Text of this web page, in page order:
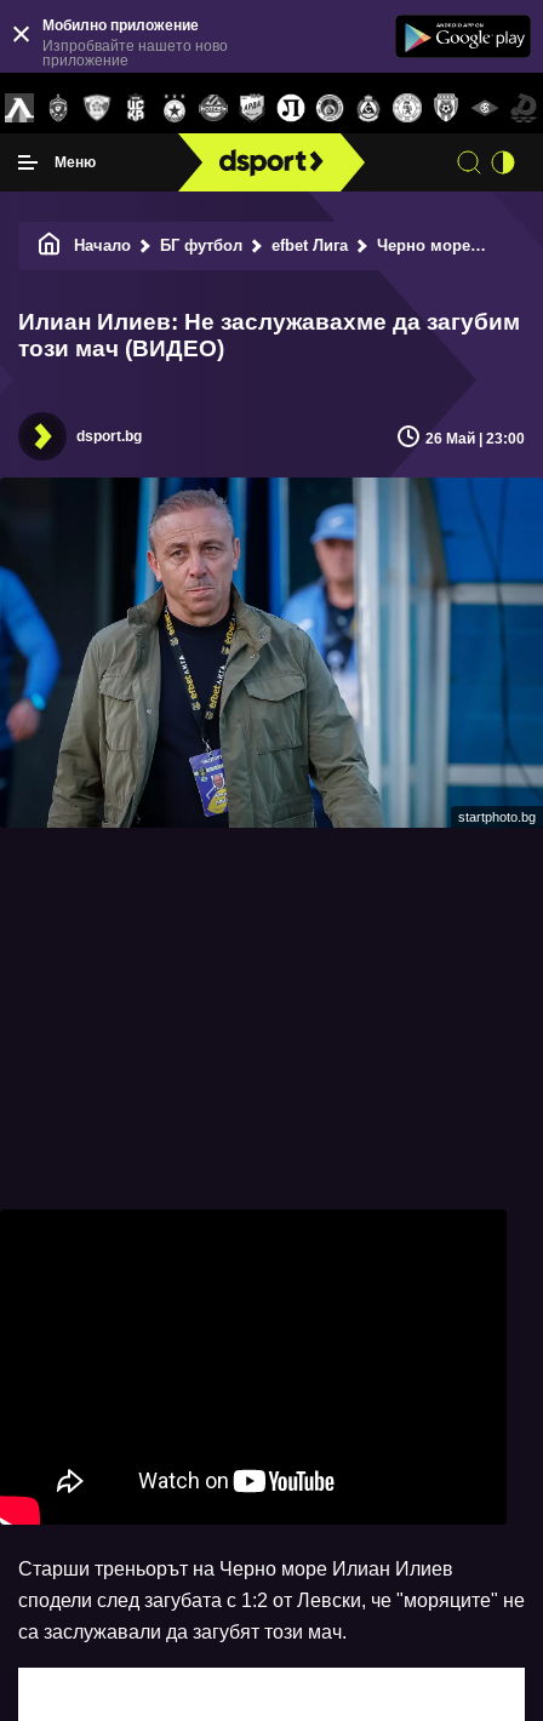
Мобилно приложение
Изпробвайте нашето ново
приложение
Меню
Начало БГ футбол efbet Лига Черно море
Илиан Илиев: Не заслужавахме да загубим
този мач (ВИДЕО)
dsport.bg 26 Май | 23:00
startphoto.bg
Старши треньорът на Черно море Илиан Илиев
сподели след загубата с 1:2 от Левски, че "моряците" не
са заслужавали да загубят този мач.